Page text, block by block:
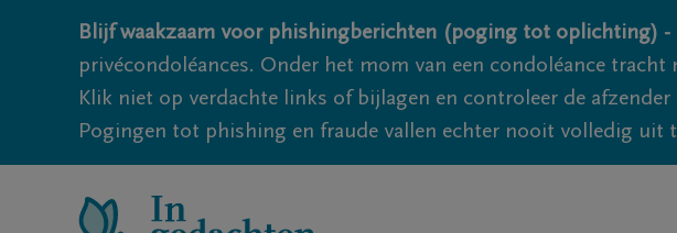
Blijf waakzaam voor phishingberichten (poging tot oplichting) -
privécondoléances. Onder het mom van een condoléance
Klik niet op verdachte links of bijlagen en controleer de
Pogingen tot phishing en fraude vallen echter nooit volledig uit